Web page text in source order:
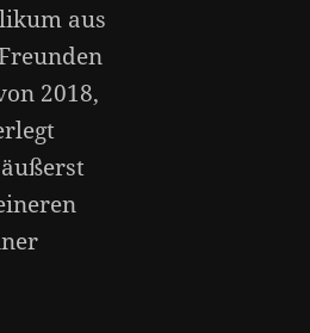
aus
2018,